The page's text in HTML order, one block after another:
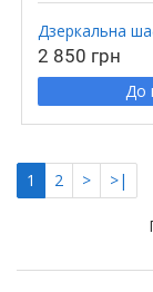
Дзеркальна
2 850 грн
До
1 2 > >|